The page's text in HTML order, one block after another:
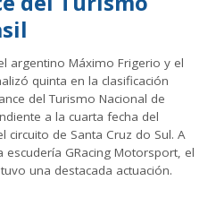
argentino Máximo Frigerio y el
quinta en la clasificación
del Turismo Nacional de
a la cuarta fecha del
circuito de Santa Cruz do Sul. A
GRacing Motorsport, el
una destacada actuación.